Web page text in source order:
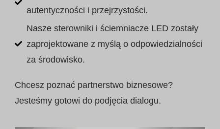
autentyczności i przejrzystości.
Nasze sterowniki i ściemniacze LED zostały
zaprojektowane z myślą o odpowiedzialności
za środowisko.
Chcesz poznać partnerstwo biznesowe?
Jesteśmy gotowi do podjęcia dialogu.